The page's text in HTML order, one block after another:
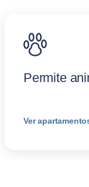
Permite
Ver